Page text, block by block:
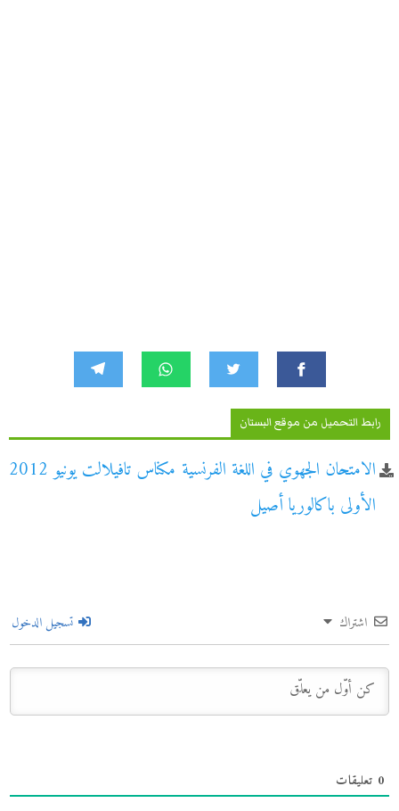
رابط التحميل من موقع البستان
الامتحان الجهوي في اللغة الفرنسية مكناس تافيلالت يونيو 2012
الأولى باكالوريا أصيل
اشتراك تسجيل الدخول
0 تعليقات